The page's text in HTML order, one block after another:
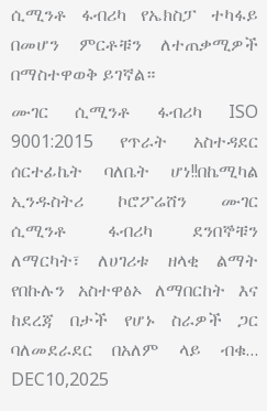
ሲሚንቶ ፋብሪካ የኤክስፓ ተካፋይ
በመሆን ምርቶቹን ለተጠቃሚዎች
በማስተዋወቅ ይገኛል።
ሙገር ሲሚንቶ ፋብሪካ ISO
9001:2015 የጥራት አስተዳደር
ሰርተፊኬት ባለቤት ሆነ!!በኬሚካል
ኢንዱስትሪ ኮሮፖሬሸን ሙገር
ሲሚንቶ ፋብሪካ ደንበኞቹን
ለማርካት፣ ለሀገሪቱ ዘላቂ ልማት
የበኩሉን አስተዋፅኦ ለማበርከት እና
ከደረጃ በታች የሆኑ ስራዎች ጋር
ባለመደራደር በአለም ላይ ብቁ…
DEC10,2025